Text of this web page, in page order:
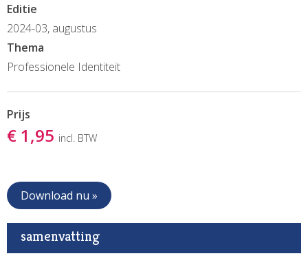
Editie
2024-03, augustus
Thema
Professionele Identiteit
Prijs
€ 1,95 incl. BTW
Download nu »
samenvatting